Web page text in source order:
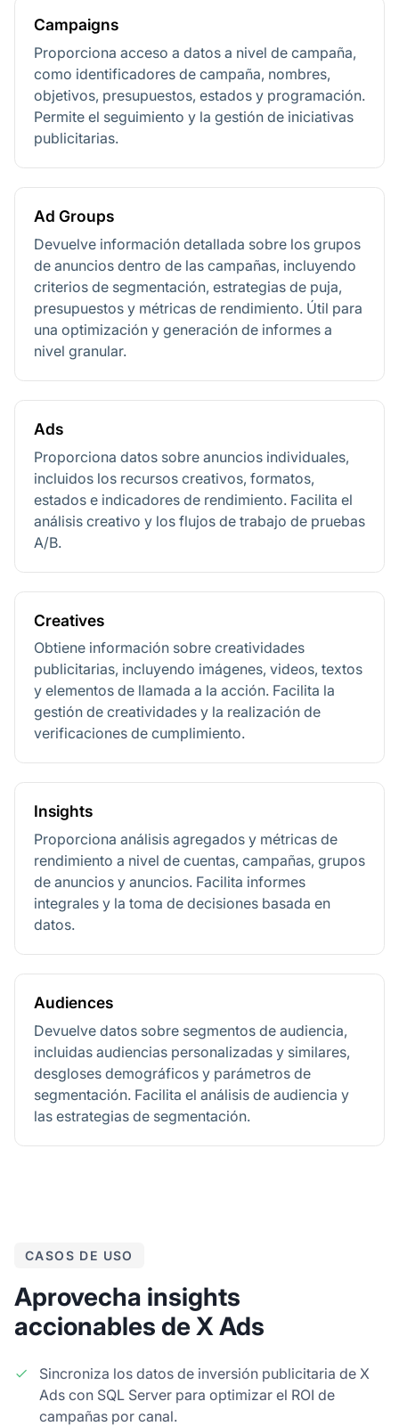
Campaigns
Proporciona acceso a datos a nivel de campaña,
como identificadores de campaña, nombres,
objetivos, presupuestos, estados y programación.
Permite el seguimiento y la gestión de iniciativas
publicitarias.
Ad Groups
Devuelve información detallada sobre los grupos
de anuncios dentro de las campañas, incluyendo
criterios de segmentación, estrategias de puja,
presupuestos y métricas de rendimiento. Útil para
una optimización y generación de informes a
nivel granular.
Ads
Proporciona datos sobre anuncios individuales,
incluidos los recursos creativos, formatos,
estados e indicadores de rendimiento. Facilita el
análisis creativo y los flujos de trabajo de pruebas
A/B.
Creatives
Obtiene información sobre creatividades
publicitarias, incluyendo imágenes, videos, textos
y elementos de llamada a la acción. Facilita la
gestión de creatividades y la realización de
verificaciones de cumplimiento.
Insights
Proporciona análisis agregados y métricas de
rendimiento a nivel de cuentas, campañas, grupos
de anuncios y anuncios. Facilita informes
integrales y la toma de decisiones basada en
datos.
Audiences
Devuelve datos sobre segmentos de audiencia,
incluidas audiencias personalizadas y similares,
desgloses demográficos y parámetros de
segmentación. Facilita el análisis de audiencia y
las estrategias de segmentación.
CASOS DE USO
Aprovecha insights
accionables de X Ads
Sincroniza los datos de inversión publicitaria de X
Ads con SQL Server para optimizar el ROI de
campañas por canal.